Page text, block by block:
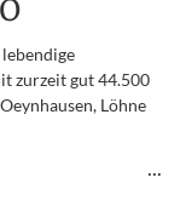
zurzeit gut 44.500
Löhne